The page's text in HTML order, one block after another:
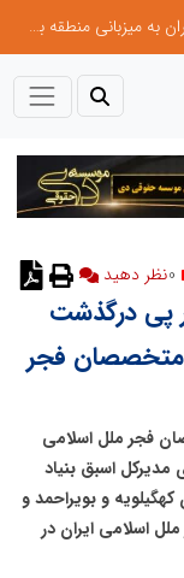
شانزدهمین مانور سراسری طرح مهتاب در استان تهران به میزبانی منطقه برق لواسان
نظر دهید
پی درگذشت
متخصصان فجر
فجر ملل اسلامی
اسبق بنیاد
و بویراحمد و
اسلامی ایران در